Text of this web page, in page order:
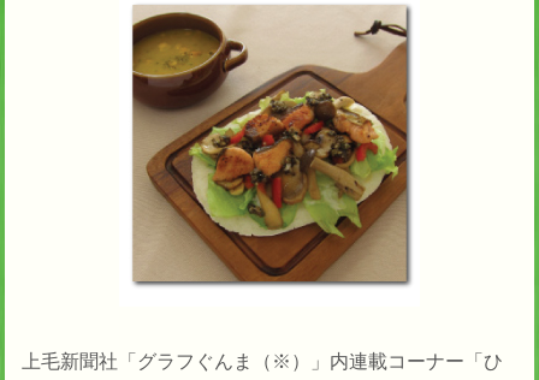
上毛新聞社「グラフぐんま（※）」内連載コーナー「ひ